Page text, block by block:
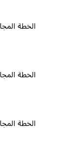
الخطة المجانية ٠
الخطة المجانية ٠
الخطة المجانية ٠